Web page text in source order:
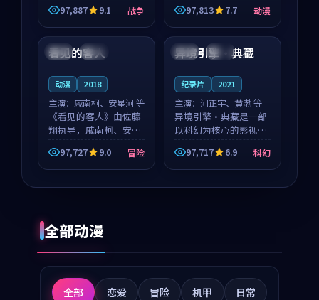
长展开，整体节奏紧
凑，值得推荐观看。
97,887 9.1 战争
长展开，整体节奏紧
凑，值得推荐观看。
97,813 7.7 动漫
泰国 完结
看见的客人
动漫 2018
主演： 戚南柯、安星河 等
《看见的客人》由佐藤
翔执导，戚南柯、安星
河领衔主演，是一部
2018年上映的泰国冒险
动漫。影片以海岸抒情
97,727 9.0 冒险
美国 独播
异境引擎·典藏
纪录片 2021
主演： 河正宇、黄渤 等
异境引擎·典藏是一部
以科幻为核心的影视作
品，围绕危机、反转与
人物成长展开，整体节
奏紧凑，值得推荐观
97,717 6.9 科幻
全部动漫
全部 恋爱 冒险 机甲
日常